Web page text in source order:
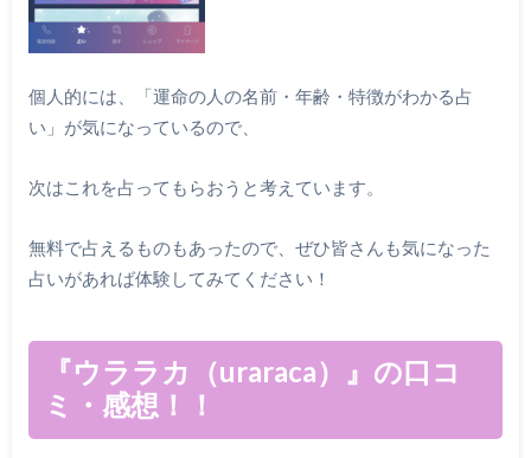
個人的には、「運命の人の名前・年齢・特徴がわかる占
い」が気になっているので、
次はこれを占ってもらおうと考えています。
無料で占えるものもあったので、ぜひ皆さんも気になった
占いがあれば体験してみてください！
『ウララカ（uraraca）』の口コ
ミ・感想！！